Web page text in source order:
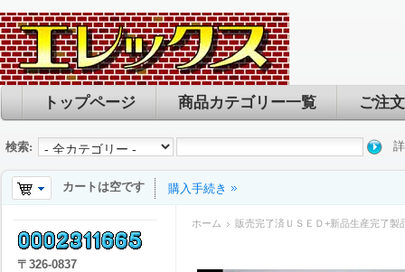
トップページ 商品カテゴリー一覧 ご注
検索:
カートは空です 購入手続き
ホーム 販売完了済ＵＳＥＤ+新品生産完了製
〒 326-0837